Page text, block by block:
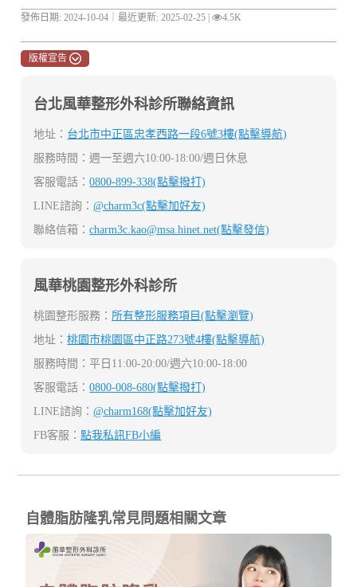
發佈日期: 2024-10-04｜最近更新: 2025-02-25 | 4.5K
版權宣告
台北風華整形外科診所聯絡資訊
地址： 台北市中正區忠孝西路一段6號3樓(點擊導航)
服務時間：週一至週六10:00-18:00/週日休息
客服電話：0800-899-338(點擊撥打)
LINE諮詢：@charm3c(點擊加好友)
聯絡信箱：charm3c.kao@msa.hinet.net(點擊發信)
風華桃園整形外科診所
桃園整形服務： 所有整形服務項目(點擊瀏覽)
地址：桃園市桃園區中正路273號4樓(點擊導航)
服務時間：平日11:00-20:00/週六10:00-18:00
客服電話：0800-008-680(點擊撥打)
LINE諮詢：@charm168(點擊加好友)
FB客服：點我私訊FB小編
自體脂肪隆乳常見問題相關文章